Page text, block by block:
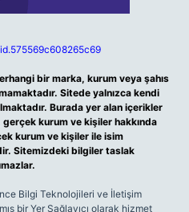
bir marka, kurum veya şahıs
Sitede yalnızca kendi
Burada yer alan içerikler
kurum ve kişiler hakkında
kurum ve kişiler ile isim
Sitemizdeki bilgiler taslak
Bilgi Teknolojileri ve İletişim
bir Yer Sağlayıcı olarak hizmet